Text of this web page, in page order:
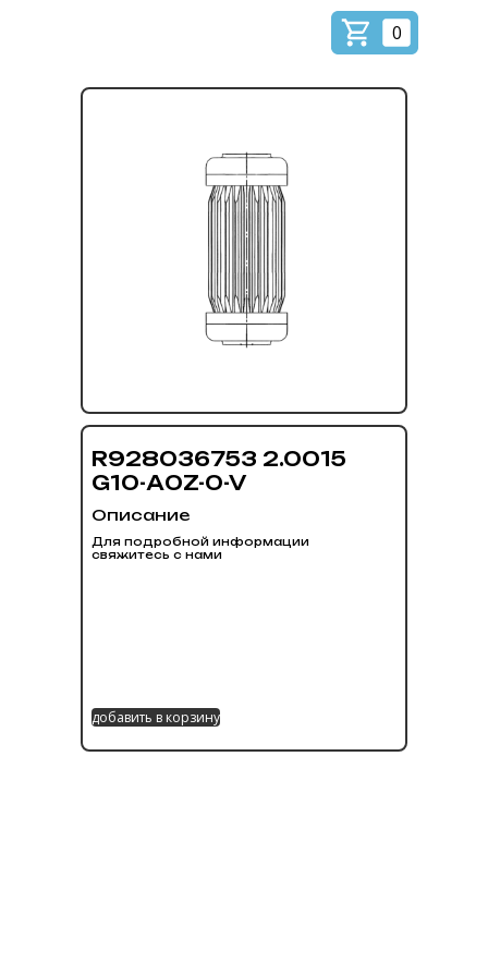
0
R928036753 2.0015
G10-А0Z-0-V
Описание
Для подробной информации
свяжитесь с нами
добавить в корзину